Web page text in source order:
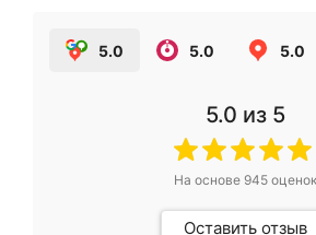
5.0 5.0 5.0
5.0 из 5
На основе 945оценок
Оставить отзыв